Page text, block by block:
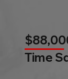
Time